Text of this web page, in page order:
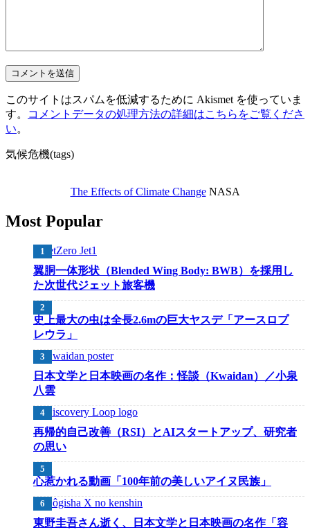
このサイトはスパムを低減するために Akismet を使っていま
す。
コメントデータの処理方法の詳細はこちらをご覧くださ
い。
気候危機(tags)
The Effects of Climate ChangeNASA
Most Popular
翼胴一体形状（Blended Wing Body: BWB）を採用し
た次世代ジェット旅客機
史上最大の虫は全長2.6mの巨大ヤスデ「アースロプ
レウラ」
日本文学と日本映画の名作：怪談（Kwaidan）／小泉
八雲
再帰的自己改善（RSI）とAIスタートアップ、研究者
の思い
心惹かれる動画「100年前の美しいアイヌ民族」
東野圭吾さん逝く、日本文学と日本映画の名作「容